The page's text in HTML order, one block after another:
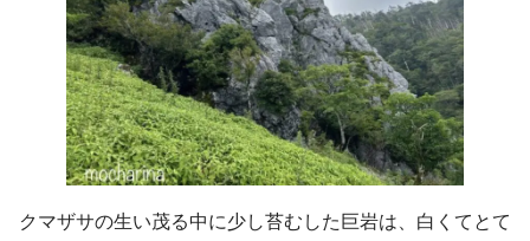
クマザサの生い茂る中に少し苔むした巨岩は、白くてとて